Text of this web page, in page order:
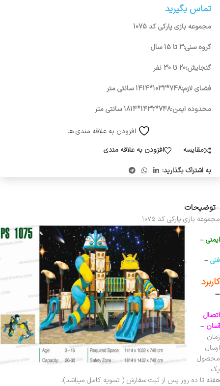
تماس بگیرید
مجموعه بازی پارکی کد 1075
گروه سنی:3 تا 15 سال
گنجایش:20 تا 30 نفر
فضای لازم:748*1032*1414 سانتی متر
محدوده ایمن:748*1432*1814 سانتی متر
افزودن به علاقه مندی ها
مقایسه
افزودن به علاقه مندی
به اشتراک بگذارید:
توضیحات
مجموعه بازی پارکی کد ۱۰۷۵
ایمنی–
فنی–
کاربرد
–
اتصال
آسان –
زمان
ارسال
محصول
یک
هفته تا ده روز پس از ثبت سفارش ( تسویه کامل میباشد).